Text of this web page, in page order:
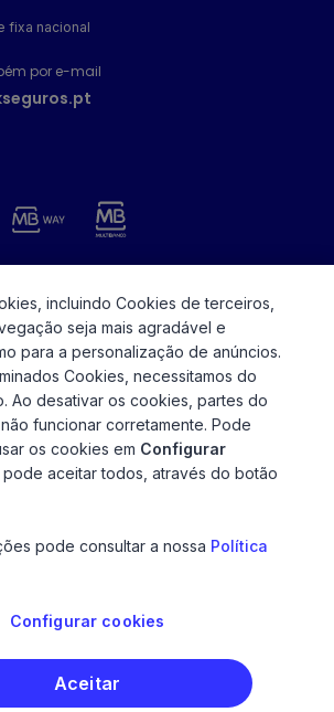
fixa nacional
por e-mail
e Dados
Utilização
na ASF sob o n° 1142
incluindo Cookies de terceiros,
seja mais agradável e
para a personalização de anúncios.
Cookies, necessitamos do
Ao desativar os cookies, partes do
funcionar corretamente. Pode
os cookies em Configurar
pode aceitar todos, através do botão
pode consultar a nossa Política
Configurar cookies
Aceitar